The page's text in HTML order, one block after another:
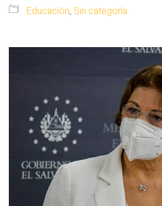
Educación, Sin categoría